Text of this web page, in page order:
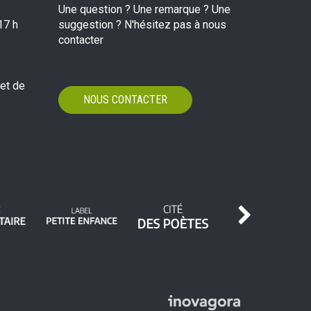
h
de
Une question ? Une remarque ? Une
suggestion ? N'hésitez pas à nous
contacter
NOUS CONTACTER